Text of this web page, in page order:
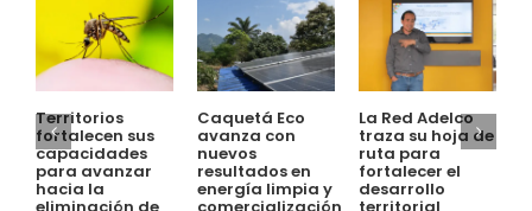
Territorios
fortalecen sus
capacidades
para avanzar
hacia la
Caquetá Eco
avanza con
nuevos
resultados en
energía limpia y
La Red Adelco
traza su hoja de
ruta para
fortalecer el
desarrollo